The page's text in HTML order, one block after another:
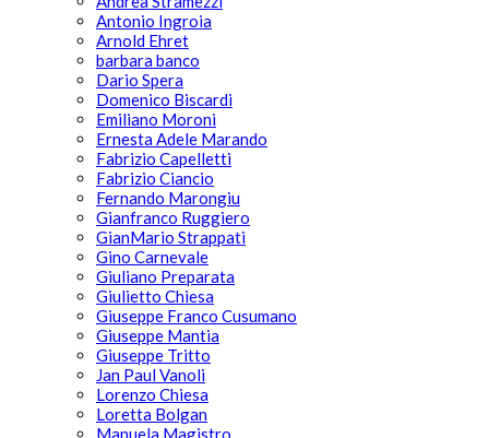
Antonio Ingroia
Arnold Ehret
barbara banco
Dario Spera
Domenico Biscardi
Emiliano Moroni
Ernesta Adele Marando
Fabrizio Capelletti
Fabrizio Ciancio
Fernando Marongiu
Gianfranco Ruggiero
GianMario Strappati
Gino Carnevale
Giuliano Preparata
Giulietto Chiesa
Giuseppe Franco Cusumano
Giuseppe Mantia
Giuseppe Tritto
Jan Paul Vanoli
Lorenzo Chiesa
Loretta Bolgan
Manuela Magistro